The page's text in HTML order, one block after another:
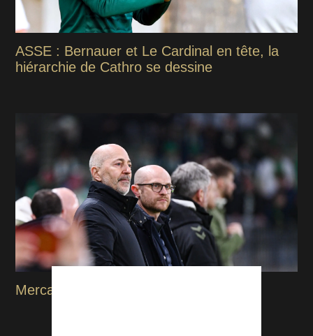
ASSE : Bernauer et Le Cardinal en tête, la
hiérarchie de Cathro se dessine
Mercato : l'ASSE seul club en négatif !